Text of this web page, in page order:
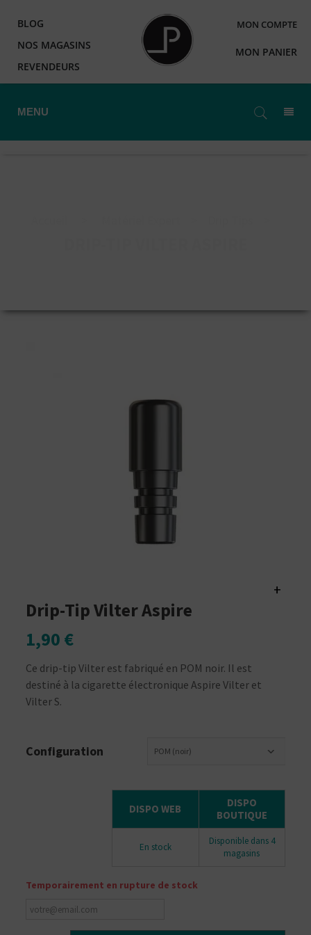
BLOG
NOS MAGASINS
REVENDEURS
MON COMPTE
MON PANIER
MENU
+
Drip-Tip Vilter Aspire
1,90 €
Ce drip-tip Vilter est fabriqué en POM noir. Il est
destiné à la cigarette électronique Aspire Vilter et
Vilter S.
Configuration POM (noir)
DISPO WEB
DISPO
BOUTIQUE
En stock
Disponible dans 4
magasins
Temporairement en rupture de stock